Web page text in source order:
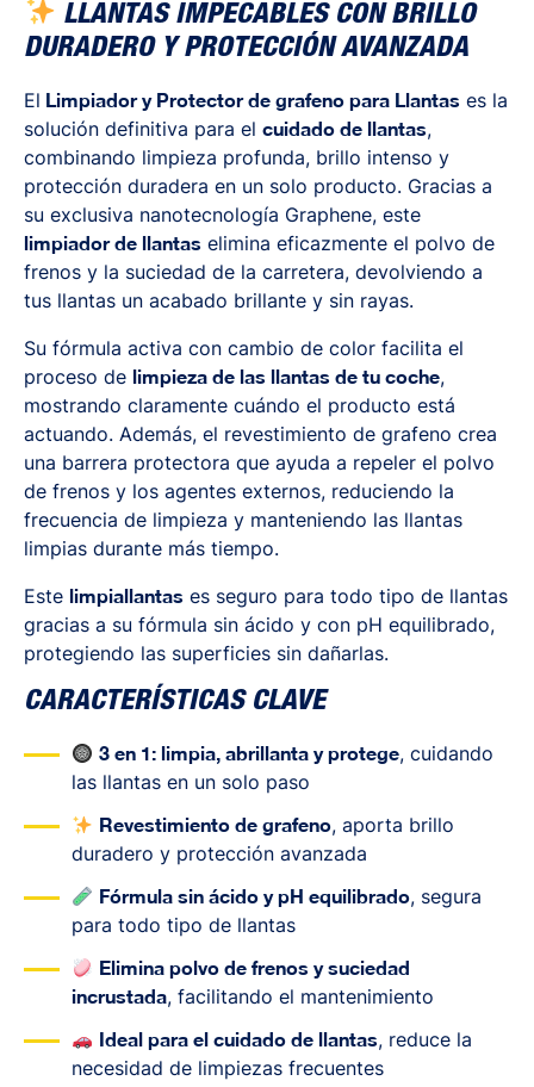
LLANTAS IMPECABLES CON BRILLO
DURADERO Y PROTECCIÓN AVANZADA
El Limpiador y Protector de grafeno para Llantas es la
solución definitiva para el cuidado de llantas,
combinando limpieza profunda, brillo intenso y
protección duradera en un solo producto. Gracias a
su exclusiva nanotecnología Graphene, este
limpiador de llantas elimina eficazmente el polvo de
frenos y la suciedad de la carretera, devolviendo a
tus llantas un acabado brillante y sin rayas.
Su fórmula activa con cambio de color facilita el
proceso de limpieza de las llantas de tu coche,
mostrando claramente cuándo el producto está
actuando. Además, el revestimiento de grafeno crea
una barrera protectora que ayuda a repeler el polvo
de frenos y los agentes externos, reduciendo la
frecuencia de limpieza y manteniendo las llantas
limpias durante más tiempo.
Este limpiallantas es seguro para todo tipo de llantas
gracias a su fórmula sin ácido y con pH equilibrado,
protegiendo las superficies sin dañarlas.
CARACTERÍSTICAS CLAVE
3 en 1: limpia, abrillanta y protege, cuidando
las llantas en un solo paso
Revestimiento de grafeno, aporta brillo
duradero y protección avanzada
Fórmula sin ácido y pH equilibrado, segura
para todo tipo de llantas
Elimina polvo de frenos y suciedad
incrustada, facilitando el mantenimiento
Ideal para el cuidado de llantas, reduce la
necesidad de limpiezas frecuentes